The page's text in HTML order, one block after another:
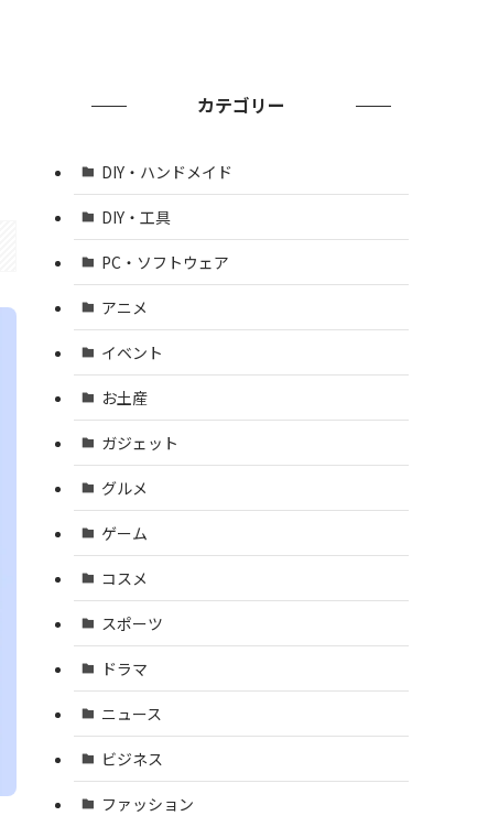
カテゴリー
DIY・ハンドメイド
DIY・工具
PC・ソフトウェア
アニメ
イベント
お土産
ガジェット
グルメ
ゲーム
コスメ
スポーツ
ドラマ
ニュース
ビジネス
ファッション